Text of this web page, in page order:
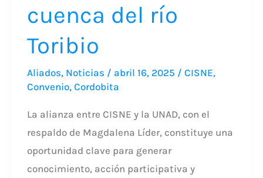
cuenca del río
Toribio
Aliados, Noticias / abril 16, 2025 / CISNE,
Convenio, Cordobita
La alianza entre CISNE y la UNAD, con el
respaldo de Magdalena Líder, constituye una
oportunidad clave para generar
conocimiento, acción participativa y
Toribio